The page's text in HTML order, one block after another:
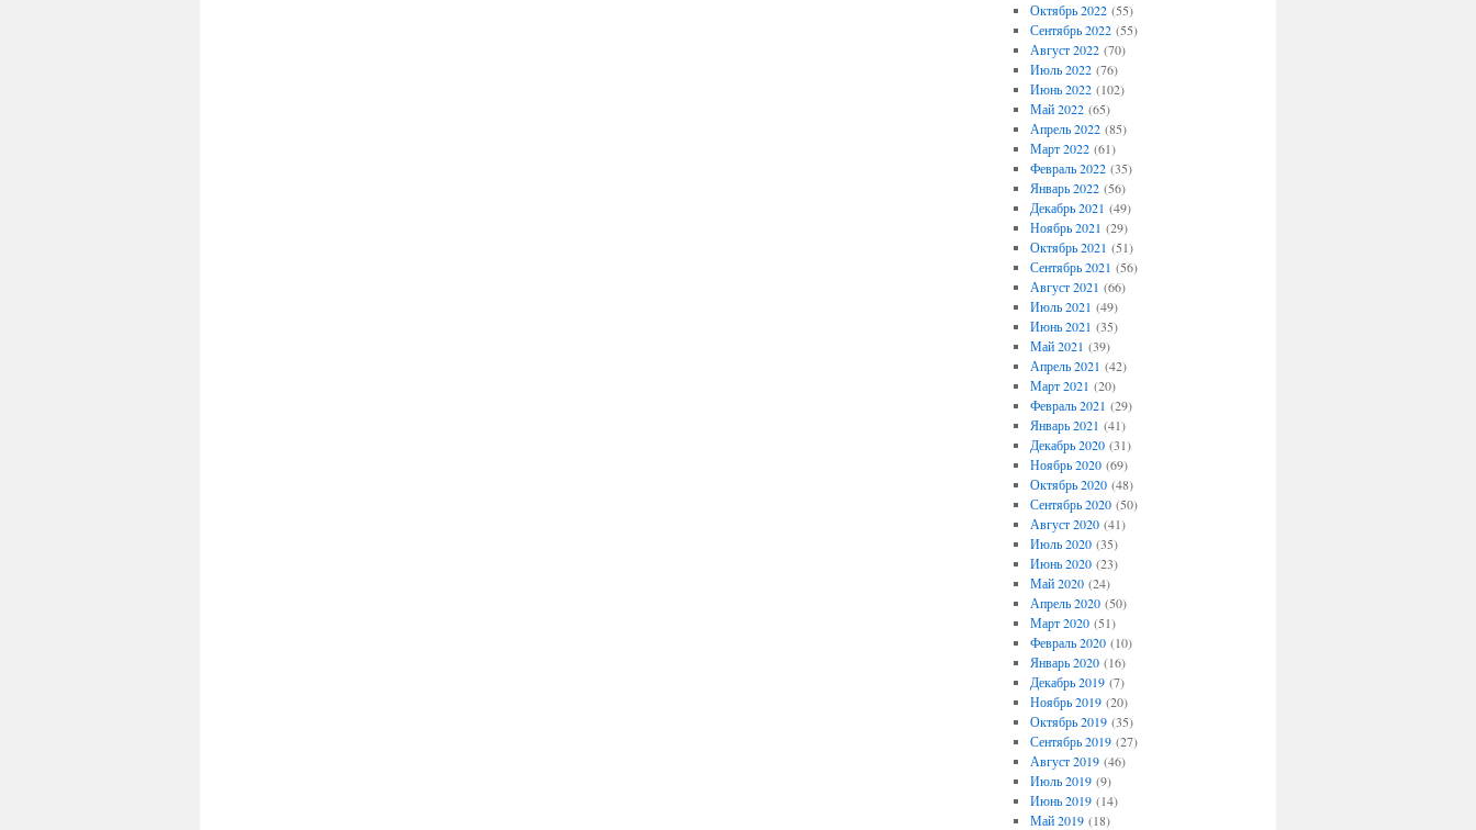
Октябрь 2022(55)
Сентябрь 2022(55)
Август 2022(70)
Июль 2022(76)
Июнь 2022(102)
Май 2022(65)
Апрель 2022(85)
Март 2022(61)
Февраль 2022(35)
Январь 2022(56)
Декабрь 2021 (49)
Ноябрь 2021 (29)
Октябрь 2021 (51)
Сентябрь 2021 (56)
Август 2021 (66)
Июль 2021 (49)
Июнь 2021 (35)
Май 2021 (39)
Апрель 2021 (42)
Март 2021 (20)
Февраль 2021 (29)
Январь 2021 (41)
Декабрь 2020(31)
Ноябрь 2020(69)
Октябрь 2020(48)
Сентябрь 2020(50)
Август 2020(41)
Июль 2020(35)
Июнь 2020(23)
Май 2020(24)
Апрель 2020(50)
Март 2020(51)
Февраль 2020(10)
Январь 2020(16)
Декабрь 2019(7)
Ноябрь 2019(20)
Октябрь 2019(35)
Сентябрь 2019(27)
Август 2019(46)
Июль 2019(9)
Июнь 2019(14)
Май 2019(18)